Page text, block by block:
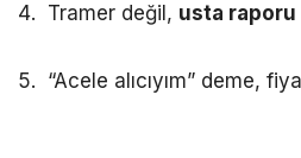
Tramer değil, usta raporu
“Acele alıcıyım” deme,